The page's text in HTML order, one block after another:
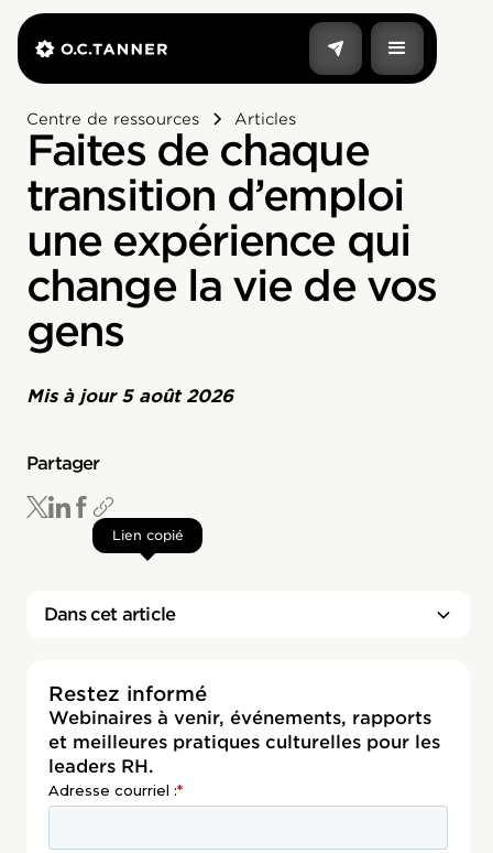
Centre de ressources Articles
Faites de chaque
transition d’emploi
une expérience qui
change la vie de vos
gens
Mis à jour 5 août 2026
Partager
Lien copié
Dans cet article
Restez informé
Webinaires à venir, événements, rapports
et meilleures pratiques culturelles pour les
leaders RH.